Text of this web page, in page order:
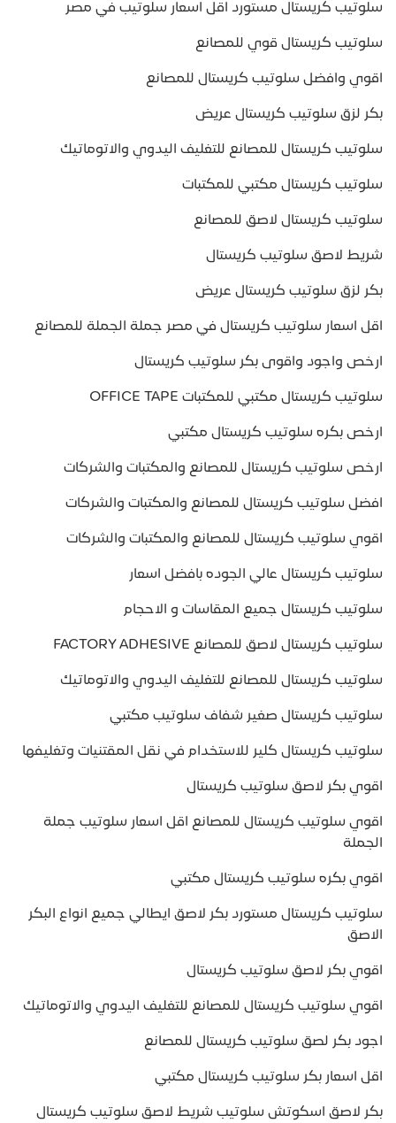
سلوتيب كريستال مستورد اقل اسعار سلوتيب في مصر
سلوتيب كريستال قوي للمصانع
اقوي وافضل سلوتيب كريستال للمصانع
بكر لزق سلوتيب كريستال عريض
سلوتيب كريستال للمصانع للتغليف اليدوي والاتوماتيك
سلوتيب كريستال مكتبي للمكتبات
سلوتيب كريستال لاصق للمصانع
شريط لاصق سلوتيب كريستال
بكر لزق سلوتيب كريستال عريض
اقل اسعار سلوتيب كريستال في مصر جملة الجملة للمصانع
ارخص واجود واقوى بكر سلوتيب كريستال
سلوتيب كريستال مكتبي للمكتبات OFFICE TAPE
ارخص بكره سلوتيب كريستال مكتبي
ارخص سلوتيب كريستال للمصانع والمكتبات والشركات
افضل سلوتيب كريستال للمصانع والمكتبات والشركات
اقوي سلوتيب كريستال للمصانع والمكتبات والشركات
سلوتيب كريستال عالي الجوده بافضل اسعار
سلوتيب كريستال جميع المقاسات و الاحجام
سلوتيب كريستال لاصق للمصانع FACTORY ADHESIVE
سلوتيب كريستال للمصانع للتغليف اليدوي والاتوماتيك
سلوتيب كريستال صغير شفاف سلوتيب مكتبي
سلوتيب كريستال كلير للاستخدام في نقل المقتنيات وتغليفها
اقوي بكر لاصق سلوتيب كريستال
اقوي سلوتيب كريستال للمصانع اقل اسعار سلوتيب جملة
الجملة
اقوي بكره سلوتيب كريستال مكتبي
سلوتيب كريستال مستورد بكر لاصق ايطالي جميع انواع البكر
الاصق
اقوي بكر لاصق سلوتيب كريستال
اقوي سلوتيب كريستال للمصانع للتغليف اليدوي والاتوماتيك
اجود بكر لصق سلوتيب كريستال للمصانع
اقل اسعار بكر سلوتيب كريستال مكتبي
بكر لاصق اسكوتش سلوتيب شريط لاصق سلوتيب كريستال